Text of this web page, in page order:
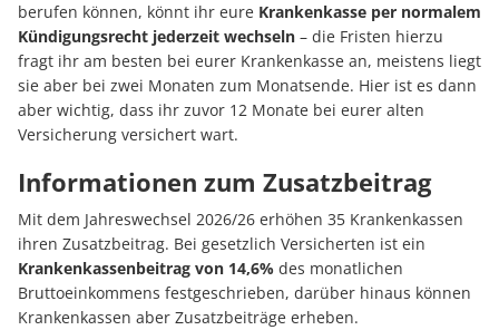
berufen können, könnt ihr eure Krankenkasse per normalem
Kündigungsrecht jederzeit wechseln – die Fristen hierzu
fragt ihr am besten bei eurer Krankenkasse an, meistens liegt
sie aber bei zwei Monaten zum Monatsende. Hier ist es dann
aber wichtig, dass ihr zuvor 12 Monate bei eurer alten
Versicherung versichert wart.
Informationen zum Zusatzbeitrag
Mit dem Jahreswechsel 2026/26 erhöhen 35 Krankenkassen
ihren Zusatzbeitrag. Bei gesetzlich Versicherten ist ein
Krankenkassenbeitrag von 14,6% des monatlichen
Bruttoeinkommens festgeschrieben, darüber hinaus können
Krankenkassen aber Zusatzbeiträge erheben.